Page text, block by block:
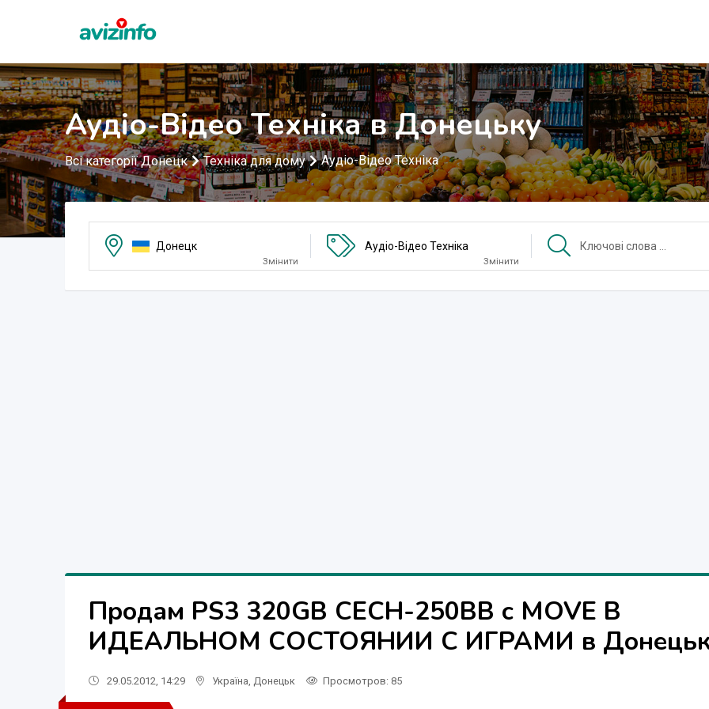
Аудіо-Відео Техніка в Донецьку
Всі категорії Донецк Техніка для дому Аудіо-Відео Техніка
Донецк
Змінити
Аудіо-Відео Техніка
Змінити
Продам PS3 320GB CECH-250BB c MOVE В
ИДЕАЛЬНОМ СОСТОЯНИИ С ИГРАМИ в
29.05.2012, 14:29 Україна Донецьк Просмотров: 85